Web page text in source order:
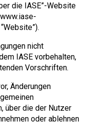
die IASE”-Website
nicht
IASE vorbehalten,
Vorschriften.
Änderungen
über die der Nutzer
oder ablehnen